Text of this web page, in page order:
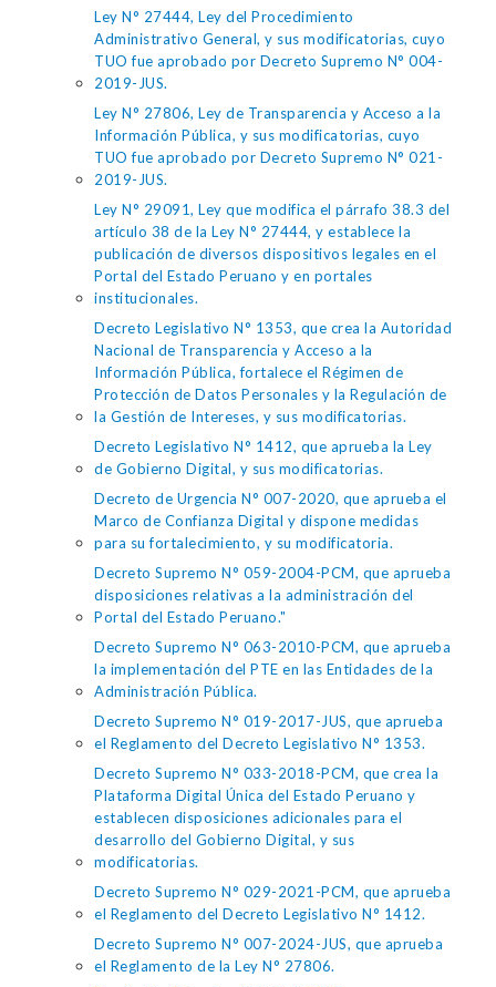
Ley N° 27444, Ley del Procedimiento
Administrativo General, y sus modificatorias, cuyo
TUO fue aprobado por Decreto Supremo N° 004-
2019-JUS.
Ley N° 27806, Ley de Transparencia y Acceso a la
Información Pública, y sus modificatorias, cuyo
TUO fue aprobado por Decreto Supremo N° 021-
2019-JUS.
Ley N° 29091, Ley que modifica el párrafo 38.3 del
artículo 38 de la Ley N° 27444, y establece la
publicación de diversos dispositivos legales en el
Portal del Estado Peruano y en portales
institucionales.
Decreto Legislativo N° 1353, que crea la Autoridad
Nacional de Transparencia y Acceso a la
Información Pública, fortalece el Régimen de
Protección de Datos Personales y la Regulación de
la Gestión de Intereses, y sus modificatorias.
Decreto Legislativo N° 1412, que aprueba la Ley
de Gobierno Digital, y sus modificatorias.
Decreto de Urgencia N° 007-2020, que aprueba el
Marco de Confianza Digital y dispone medidas
para su fortalecimiento, y su modificatoria.
Decreto Supremo N° 059-2004-PCM, que aprueba
disposiciones relativas a la administración del
Portal del Estado Peruano."
Decreto Supremo N° 063-2010-PCM, que aprueba
la implementación del PTE en las Entidades de la
Administración Pública.
Decreto Supremo N° 019-2017-JUS, que aprueba
el Reglamento del Decreto Legislativo N° 1353.
Decreto Supremo N° 033-2018-PCM, que crea la
Plataforma Digital Única del Estado Peruano y
establecen disposiciones adicionales para el
desarrollo del Gobierno Digital, y sus
modificatorias.
Decreto Supremo N° 029-2021-PCM, que aprueba
el Reglamento del Decreto Legislativo N° 1412.
Decreto Supremo N° 007-2024-JUS, que aprueba
el Reglamento de la Ley N° 27806.